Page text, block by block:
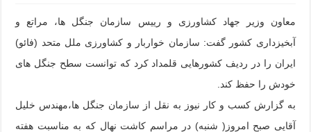
معاون وزیر جهاد کشاورزی و رییس سازمان جنگل ها، مراتع و
آبخیزداری کشور گفت: سازمان خواربار و کشاورزی ملل متحد (فائو)
ایران را در ردیف کشورهایی قلمداد کرد که توانست سطح جنگل های
خودش را حفظ کند.
به گزارش کسب و کار نیوز به نقل از سازمان جنگل ها،مهندس خلیل
آقایی صبح امروز( شنبه) در مراسم کاشت نهال که به مناسبت هفته